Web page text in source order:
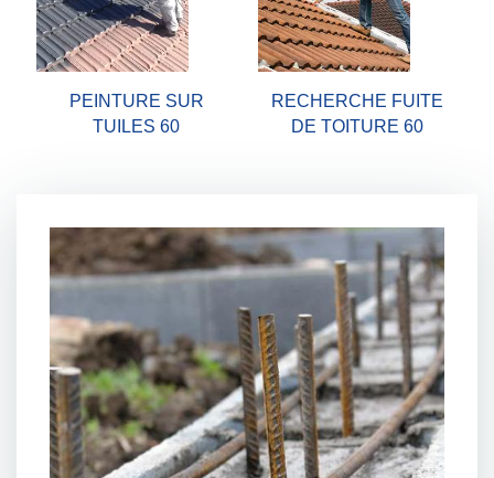
PEINTURE SUR
TUILES 60
RECHERCHE FUITE
DE TOITURE 60